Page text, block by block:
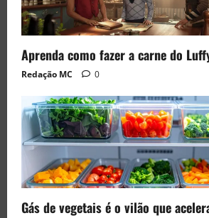
Aprenda como fazer a carne do
Redação MC 0
Gás de vegetais é o vilão que